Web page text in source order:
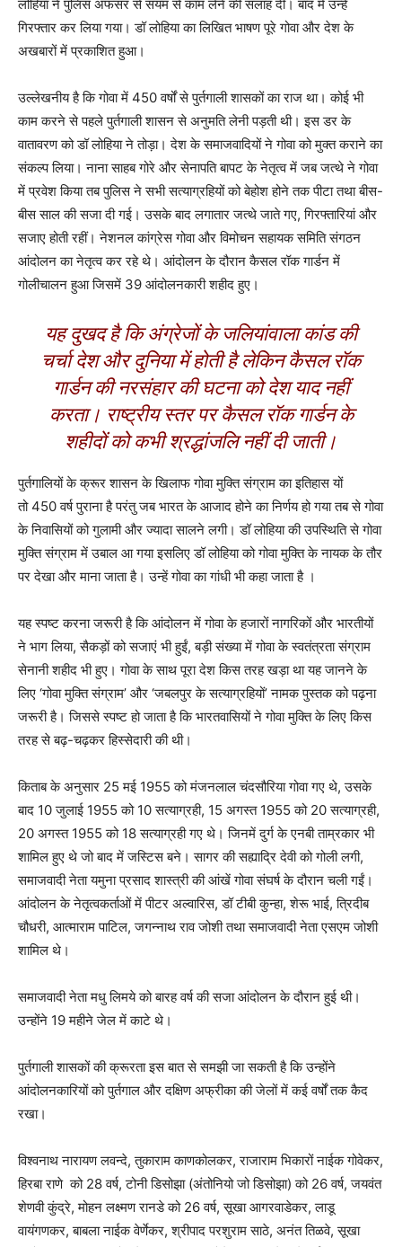
लोहिया ने पुलिस अफसर से संयम से काम लेने की सलाह दी। बाद में उन्हें
गिरफ्तार कर लिया गया। डॉ लोहिया का लिखित भाषण पूरे गोवा और देश के
अखबारों में प्रकाशित हुआ।
उल्लेखनीय है कि गोवा में 450 वर्षों से पुर्तगाली शासकों का राज था। कोई भी
काम करने से पहले पुर्तगाली शासन से अनुमति लेनी पड़ती थी। इस डर के
वातावरण को डॉ लोहिया ने तोड़ा। देश के समाजवादियों ने गोवा को मुक्त कराने का
संकल्प लिया। नाना साहब गोरे और सेनापति बापट के नेतृत्व में जब जत्थे ने गोवा
में प्रवेश किया तब पुलिस ने सभी सत्याग्रहियों को बेहोश होने तक पीटा तथा बीस-
बीस साल की सजा दी गई। उसके बाद लगातार जत्थे जाते गए, गिरफ्तारियां और
सजाए होती रहीं। नेशनल कांग्रेस गोवा और विमोचन सहायक समिति संगठन
आंदोलन का नेतृत्व कर रहे थे। आंदोलन के दौरान कैसल रॉक गार्डन में
गोलीचालन हुआ जिसमें 39 आंदोलनकारी शहीद हुए।
यह दुखद है कि अंग्रेजों के जलियांवाला कांड की
चर्चा देश और दुनिया में होती है लेकिन कैसल रॉक
गार्डन की नरसंहार की घटना को देश याद नहीं
करता। राष्ट्रीय स्तर पर कैसल रॉक गार्डन के
शहीदों को कभी श्रद्धांजलि नहीं दी जाती।
पुर्तगालियों के क्रूर शासन के खिलाफ गोवा मुक्ति संग्राम का इतिहास यों
तो 450 वर्ष पुराना है परंतु जब भारत के आजाद होने का निर्णय हो गया तब से गोवा
के निवासियों को गुलामी और ज्यादा सालने लगी। डॉ लोहिया की उपस्थिति से गोवा
मुक्ति संग्राम में उबाल आ गया इसलिए डॉ लोहिया को गोवा मुक्ति के नायक के तौर
पर देखा और माना जाता है। उन्हें गोवा का गांधी भी कहा जाता है ।
यह स्पष्ट करना जरूरी है कि आंदोलन में गोवा के हजारों नागरिकों और भारतीयों
ने भाग लिया, सैकड़ों को सजाएं भी हुईं, बड़ी संख्या में गोवा के स्वतंत्रता संग्राम
सेनानी शहीद भी हुए। गोवा के साथ पूरा देश किस तरह खड़ा था यह जानने के
लिए ‘गोवा मुक्ति संग्राम’ और ‘जबलपुर के सत्याग्रहियों’ नामक पुस्तक को पढ़ना
जरूरी है। जिससे स्पष्ट हो जाता है कि भारतवासियों ने गोवा मुक्ति के लिए किस
तरह से बढ़-चढ़कर हिस्सेदारी की थी।
किताब के अनुसार 25 मई 1955 को मंजनलाल चंदसौरिया गोवा गए थे, उसके
बाद 10 जुलाई 1955 को 10 सत्याग्रही, 15 अगस्त 1955 को 20 सत्याग्रही,
20 अगस्त 1955 को 18 सत्याग्रही गए थे। जिनमें दुर्ग के एनबी ताम्रकार भी
शामिल हुए थे जो बाद में जस्टिस बने। सागर की सह्याद्रि देवी को गोली लगी,
समाजवादी नेता यमुना प्रसाद शास्त्री की आंखें गोवा संघर्ष के दौरान चली गईं।
आंदोलन के नेतृत्वकर्ताओं में पीटर अल्वारिस, डॉ टीबी कुन्हा, शेरू भाई, त्रिदीब
चौधरी, आत्माराम पाटिल, जगन्नाथ राव जोशी तथा समाजवादी नेता एसएम जोशी
शामिल थे।
समाजवादी नेता मधु लिमये को बारह वर्ष की सजा आंदोलन के दौरान हुई थी।
उन्होंने 19 महीने जेल में काटे थे।
पुर्तगाली शासकों की क्रूरता इस बात से समझी जा सकती है कि उन्होंने
आंदोलनकारियों को पुर्तगाल और दक्षिण अफ्रीका की जेलों में कई वर्षों तक कैद
रखा।
विश्वनाथ नारायण लवन्दे, तुकाराम काणकोलकर, राजाराम भिकारों नाईक गोवेकर,
हिरबा राणे को 28 वर्ष, टोनी डिसोझा (अंतोनियो जो डिसोझा) को 26 वर्ष, जयवंत
शेणवी कुंद्रे, मोहन लक्ष्मण रानडे को 26 वर्ष, सूखा आगरवाडेकर, लाडू
वायंगणकर, बाबला नाईक वेर्णेकर, श्रीपाद परशुराम साठे, अनंत तिळवे, सूखा